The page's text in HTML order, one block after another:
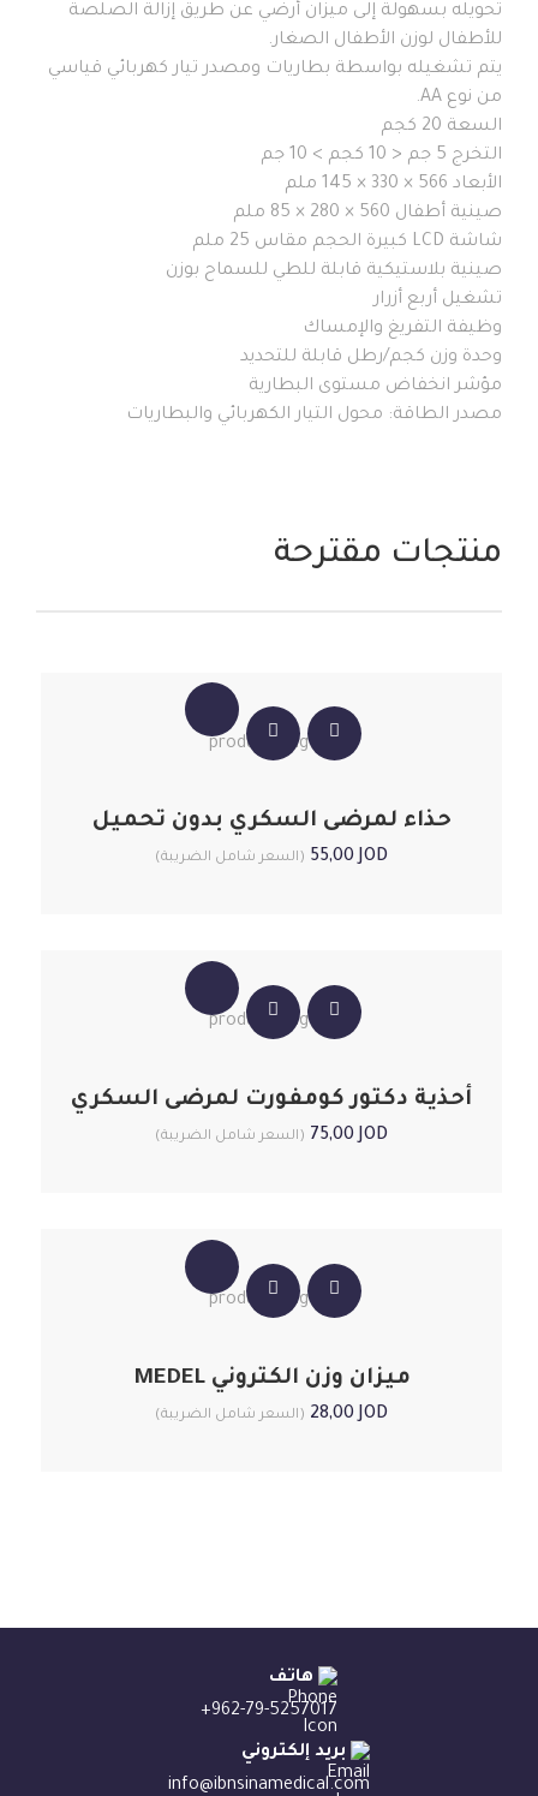
تحويله بسهولة إلى ميزان أرضي عن طريق إزالة الصلصة
للأطفال لوزن الأطفال الصغار.
يتم تشغيله بواسطة بطاريات ومصدر تيار كهربائي قياسي
من نوع AA.
السعة 20 كجم
التخرج 5 جم < 10 كجم > 10 جم
الأبعاد 566 × 330 × 145 ملم
صينية أطفال 560 × 280 × 85 ملم
شاشة LCD كبيرة الحجم مقاس 25 ملم
صينية بلاستيكية قابلة للطي للسماح بوزن
تشغيل أربع أزرار
وظيفة التفريغ والإمساك
وحدة وزن كجم/رطل قابلة للتحديد
مؤشر انخفاض مستوى البطارية
مصدر الطاقة: محول التيار الكهربائي والبطاريات
منتجات مقترحة
حذاء لمرضى السكري بدون تحميل
55,00JOD (السعر شامل الضريبة)
أحذية دكتور كومفورت لمرضى السكري
75,00JOD (السعر شامل الضريبة)
ميزان وزن الكتروني MEDEL
28,00JOD (السعر شامل الضريبة)
هاتف
+962-79-5257017
بريد إلكتروني
info@ibnsinamedical.com